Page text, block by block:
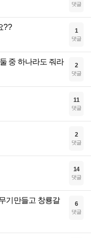
댓글
?? 1
댓글
중 하나라도 줘라 2
댓글
11
댓글
2
댓글
14
댓글
기만들고 창룡갈
6
댓글